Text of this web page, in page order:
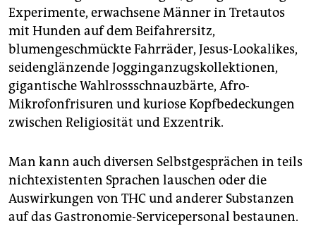
Experimente, erwachsene Männer in Tretautos
mit Hunden auf dem Beifahrersitz,
blumengeschmückte Fahrräder, Jesus-Lookalikes,
seidenglänzende Jogginganzugskollektionen,
gigantische Wahlrossschnauzbärte, Afro-
Mikrofonfrisuren und kuriose Kopfbedeckungen
zwischen Religiosität und Exzentrik.
Man kann auch diversen Selbstgesprächen in teils
nichtexistenten Sprachen lauschen oder die
Auswirkungen von THC und anderer Substanzen
auf das Gastronomie-Servicepersonal bestaunen.